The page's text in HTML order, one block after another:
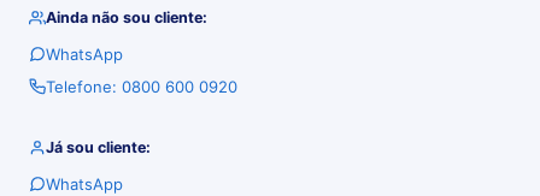
Ainda não sou cliente:
WhatsApp
Telefone: 0800 600 0920
Já sou cliente:
WhatsApp